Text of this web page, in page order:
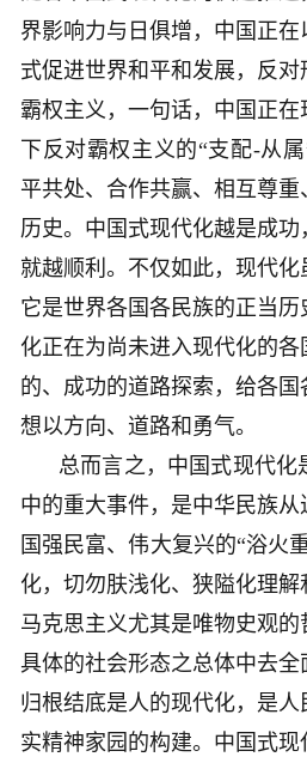
界影响力与日俱增，中国正
式促进世界和平和发展，反对
霸权主义，一句话，中国正
下反对霸权主义的“支配-从
平共处、合作共赢、相互尊
历史。中国式现代化越是成
就越顺利。不仅如此，现代
它是世界各国各民族的正当
化正在为尚未进入现代化的
的、成功的道路探索，给各
想以方向、道路和勇气。
总而言之，中国式现代化
中的重大事件，是中华民族
国强民富、伟大复兴的“浴火
化，切勿肤浅化、狭隘化理
马克思主义尤其是唯物史观的
具体的社会形态之总体中去
归根结底是人的现代化，是
实精神家园的构建。中国式